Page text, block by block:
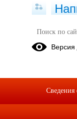
Модель
формах
захвата
Сведения